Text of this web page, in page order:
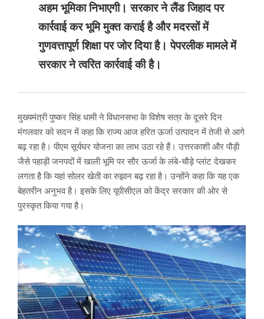
अहम भूमिका निभाएगी। सरकार ने लैंड जिहाद पर
कार्रवाई कर भूमि मुक्त कराई है और मदरसों में
गुणवत्तापूर्ण शिक्षा पर जोर दिया है। पेपरलीक मामले में
सरकार ने त्वरित कार्रवाई की है।
मुख्यमंत्री पुष्कर सिंह धामी ने विधानसभा के विशेष सत्र के दूसरे दिन
मंगलवार को सदन में कहा कि राज्य आज हरित ऊर्जा उत्पादन में तेजी से आगे
बढ़ रहा है। पीएम सूर्यघर योजना का लाभ उठा रहे हैं। उत्तरकाशी और पौड़ी
जैसे पहाड़ी जनपदों में खाली भूमि पर सौर ऊर्जा के लंबे-चौड़े प्लांट देखकर
लगता है कि यहां सोलर खेती का रुझान बढ़ रहा है। उन्होंने कहा कि यह एक
बेहतरीन अनुभव है। इसके लिए यूपीसीएल को केंद्र सरकार की ओर से
पुरस्कृत किया गया है।